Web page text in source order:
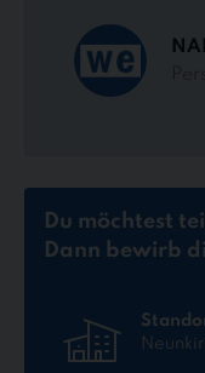
Du möchtest
Dann bewirb